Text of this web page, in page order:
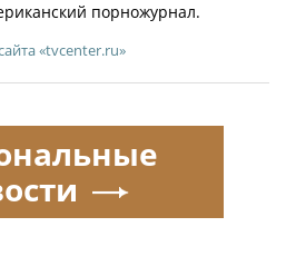
порножурнал.
«tvcenter.ru»